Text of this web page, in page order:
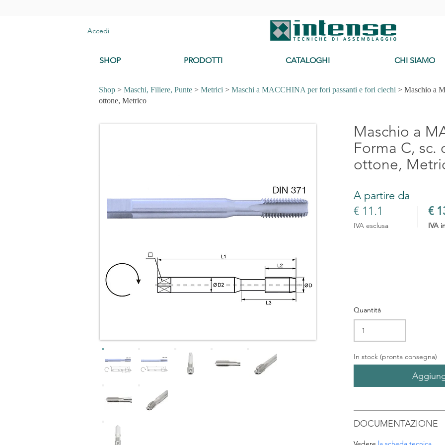
Accedi
SHOP PRODOTTI CATALOGHI CHI SIAMO
Shop > Maschi, Filiere, Punte > Metrici > Maschi a MACCHINA per fori passanti e fori ciechi > Maschio a
ottone, Metrico
Maschio a
Forma C, sc.
ottone,
A partire da
€ 11.1 €
IVA esclusa IVA
Quantità
In stock (pronta consegna)
DOCUMENTAZIONE